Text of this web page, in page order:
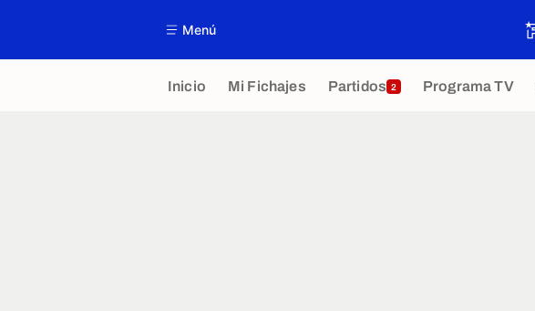
Menú
Inicio Mi Fichajes Partidos 2 Programa TV